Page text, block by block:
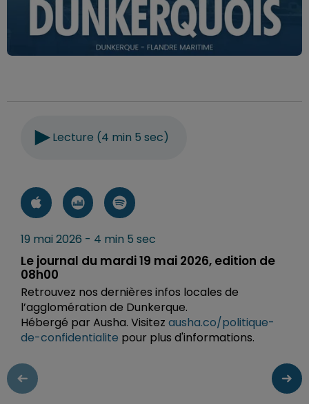
Lecture (4 min 5 sec)
19 mai 2026 - 4 min 5 sec
Le journal du mardi 19 mai 2026, edition de
08h00
Retrouvez nos dernières infos locales de
l’agglomération de Dunkerque.
Hébergé par Ausha. Visitez ausha.co/politique-
de-confidentialite pour plus d'informations.